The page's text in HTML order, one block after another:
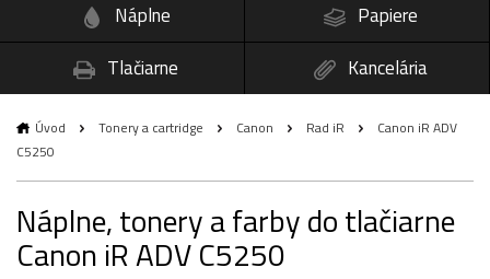
Náplne
Papiere
Tlačiarne
Kancelária
Úvod Tonery a cartridge Canon Rad iR
Canon iR ADV
C5250
Náplne, tonery a farby do tlačiarne
Canon iR ADV C5250